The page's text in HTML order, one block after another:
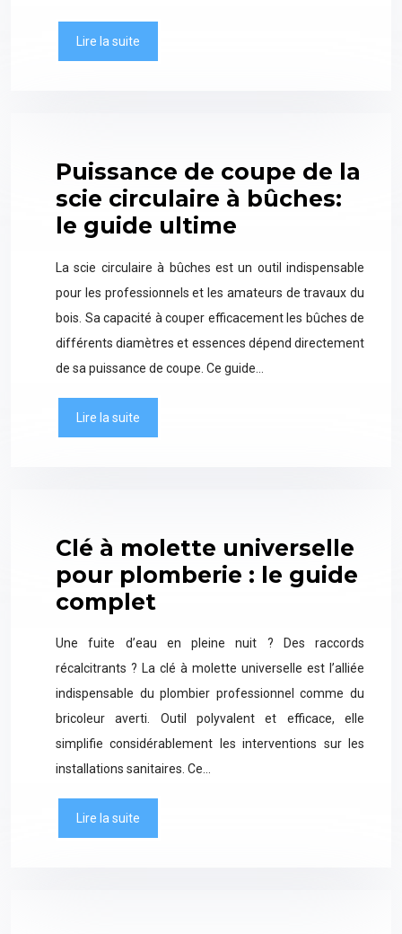
Lire la suite
Puissance de coupe de la
scie circulaire à bûches:
le guide ultime
La scie circulaire à bûches est un outil indispensable
pour les professionnels et les amateurs de travaux du
bois. Sa capacité à couper efficacement les bûches de
différents diamètres et essences dépend directement
de sa puissance de coupe. Ce guide…
Lire la suite
Clé à molette universelle
pour plomberie : le guide
complet
Une fuite d’eau en pleine nuit ? Des raccords
récalcitrants ? La clé à molette universelle est l’alliée
indispensable du plombier professionnel comme du
bricoleur averti. Outil polyvalent et efficace, elle
simplifie considérablement les interventions sur les
installations sanitaires. Ce…
Lire la suite